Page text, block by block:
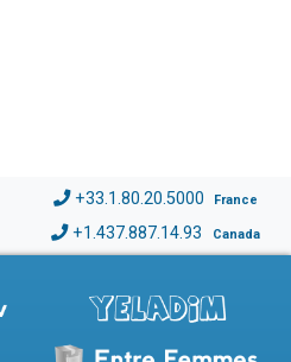
+33.1.80.20.5000 France
+1.437.887.14.93 Canada